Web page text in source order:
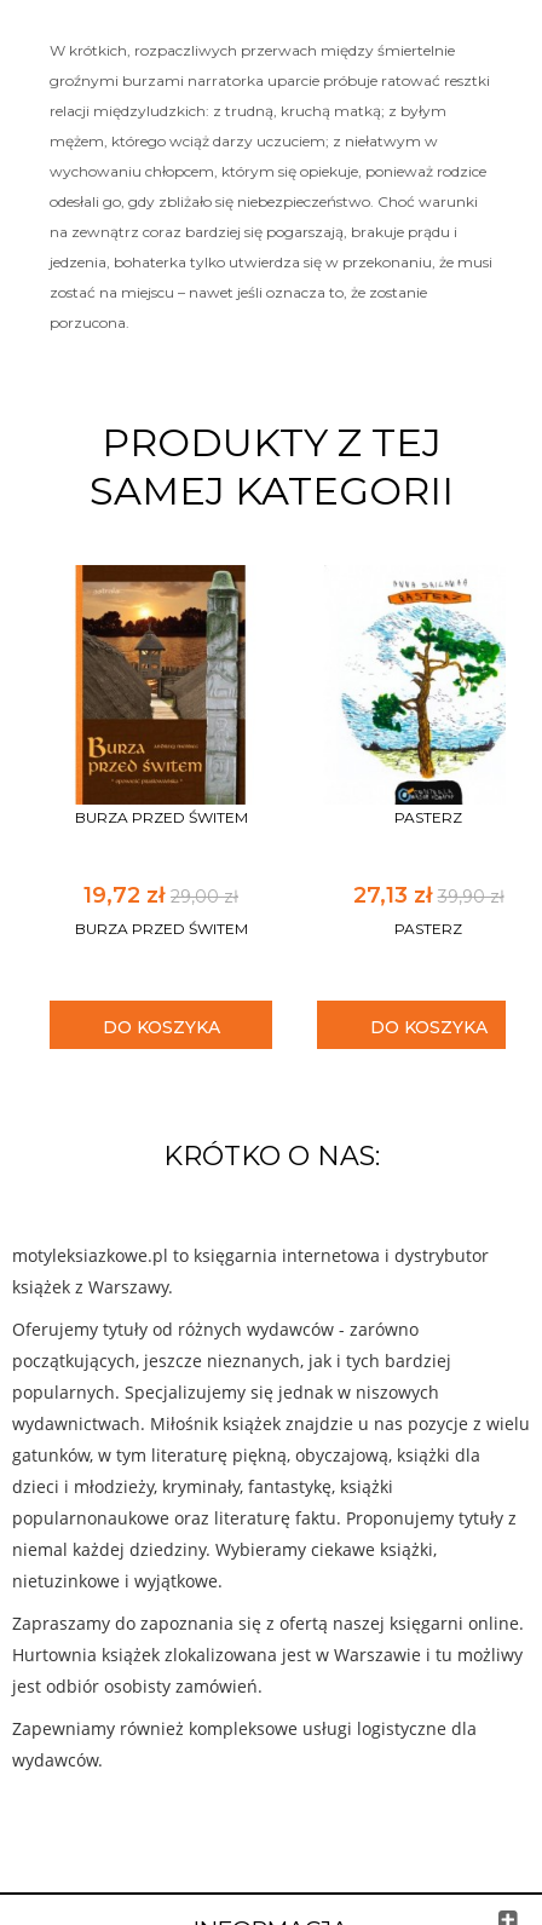
W krótkich, rozpaczliwych przerwach między śmiertelnie
groźnymi burzami narratorka uparcie próbuje ratować resztki
relacji międzyludzkich: z trudną, kruchą matką; z byłym
mężem, którego wciąż darzy uczuciem; z niełatwym w
wychowaniu chłopcem, którym się opiekuje, ponieważ rodzice
odesłali go, gdy zbliżało się niebezpieczeństwo. Choć warunki
na zewnątrz coraz bardziej się pogarszają, brakuje prądu i
jedzenia, bohaterka tylko utwierdza się w przekonaniu, że musi
zostać na miejscu – nawet jeśli oznacza to, że zostanie
porzucona.
PRODUKTY Z TEJ
SAMEJ KATEGORII
BURZA PRZED ŚWITEM
19,72 zł 29,00 zł
BURZA PRZED ŚWITEM
DO KOSZYKA
PASTERZ
27,13 zł39,90 zł
PASTERZ
DO KOSZYKA
KRÓTKO O NAS:
motyleksiazkowe.pl to księgarnia internetowa i dystrybutor
książek z Warszawy.
Oferujemy tytuły od różnych wydawców - zarówno
początkujących, jeszcze nieznanych, jak i tych bardziej
popularnych. Specjalizujemy się jednak w niszowych
wydawnictwach. Miłośnik książek znajdzie u nas pozycje z wielu
gatunków, w tym literaturę piękną, obyczajową, książki dla
dzieci i młodzieży, kryminały, fantastykę, książki
popularnonaukowe oraz literaturę faktu. Proponujemy tytuły z
niemal każdej dziedziny. Wybieramy ciekawe książki,
nietuzinkowe i wyjątkowe.
Zapraszamy do zapoznania się z ofertą naszej księgarni online.
Hurtownia książek zlokalizowana jest w Warszawie i tu możliwy
jest odbiór osobisty zamówień.
Zapewniamy również kompleksowe usługi logistyczne dla
wydawców.